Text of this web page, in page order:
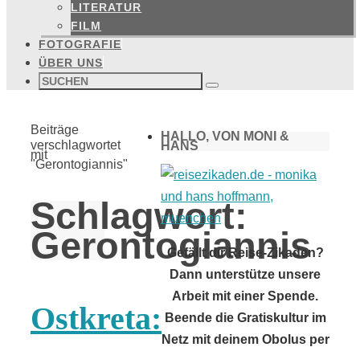
LITERATUR
FILM
FOTOGRAFIE
ÜBER UNS
Suchen
nach: Suchen
Start
Beiträge
verschlagwortet
mit
"Gerontogiannis"
Schlagwort:
Gerontogiannis
Ostkreta:
HALLO, VON MONI &
HANS
Gefällt dir Reise-Zikaden?
Dann unterstütze unsere
Arbeit mit einer Spende.
Beende die Gratiskultur im
Netz mit deinem Obolus per